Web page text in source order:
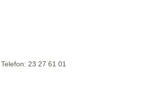
23 27 61 01